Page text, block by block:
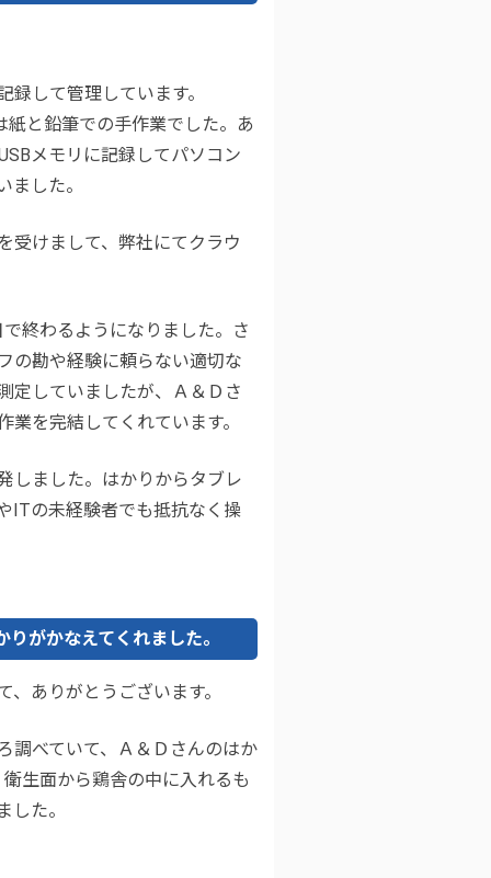
して管理しています。
と鉛筆での手作業でした。あ
メモリに記録してパソコン
した。
受けまして、弊社にてクラウ
終わるようになりました。さ
の勘や経験に頼らない適切な
定していましたが、Ａ＆Ｄさ
を完結してくれています。
しました。はかりからタブレ
ITの未経験者でも抵抗なく操
がかなえてくれました。
ありがとうございます。
調べていて、Ａ＆Ｄさんのはか
生面から鶏舎の中に入れるも
た。